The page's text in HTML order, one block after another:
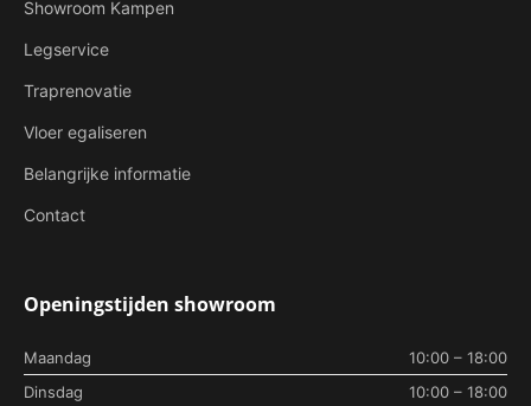
Showroom Kampen
Legservice
Traprenovatie
Vloer egaliseren
Belangrijke informatie
Contact
Openingstijden showroom
Maandag
10:00 – 18:00
Dinsdag
10:00 – 18:00